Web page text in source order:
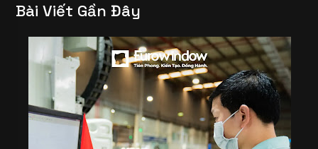
Bài Viết Gần Đây